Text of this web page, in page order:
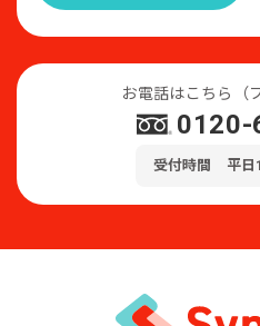
お電話はこちら（
0120-
受付時間 平日